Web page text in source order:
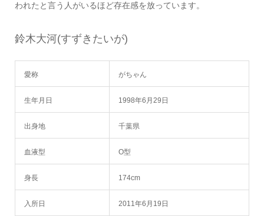
われたと言う人がいるほど存在感を放っています。
鈴木大河(すずきたいが)
愛称 がちゃん
生年月日 1998年6月29日
出身地 千葉県
血液型 O型
身長 174cm
入所日 2011年6月19日